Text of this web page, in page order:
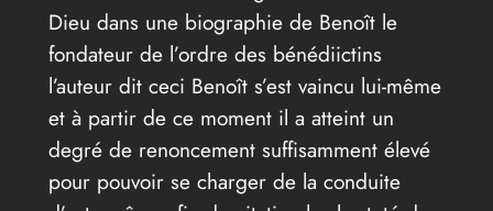
Dieu dans une biographie de Benoît le
fondateur de l’ordre des bénédiictins
l’auteur dit ceci Benoît s’est vaincu lui-même
et à partir de ce moment il a atteint un
degré de renoncement suffisamment élevé
pour pouvoir se charger de la conduite